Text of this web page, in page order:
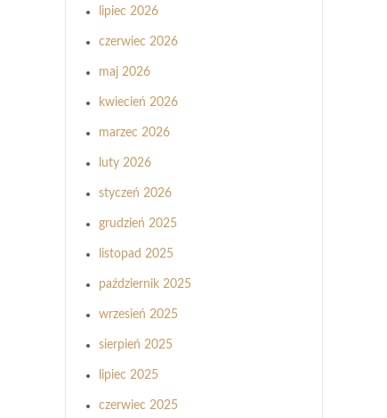
lipiec 2026
czerwiec 2026
maj 2026
kwiecień 2026
marzec 2026
luty 2026
styczeń 2026
grudzień 2025
listopad 2025
październik 2025
wrzesień 2025
sierpień 2025
lipiec 2025
czerwiec 2025